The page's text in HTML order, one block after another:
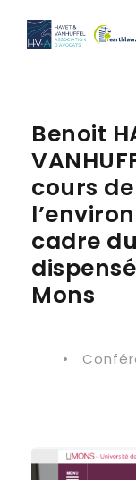
Benoit
cours
cadre
Mons
•